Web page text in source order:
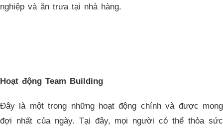
nghiệp và ăn trưa tại nhà hàng.
Hoạt động Team Building
Đây là một trong những hoạt động chính và được mong
đợi nhất của ngày. Tại đây, mọi người có thể thỏa sức